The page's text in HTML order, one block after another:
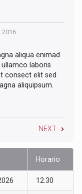
2016
aliqua enimad
laboris
consect elit sed
aliquipsum.
NEXT
Horario
12:30